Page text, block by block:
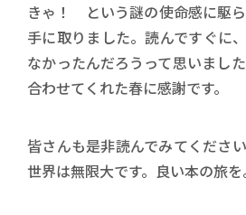
きゃ！ という謎の使命感に駆
手に取りました。読んですぐに
なかったんだろうって思いまし
合わせてくれた春に感謝です。
皆さんも是非読んでみてくださ
世界は無限大です。良い本の旅を